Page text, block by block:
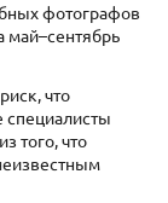
фотографов
май–сентябрь
что
специалисты
того, что